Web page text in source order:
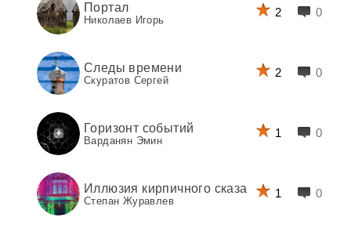
Портал
Николаев Игорь
2 0
Следы времени
Скуратов Сергей
2 0
Горизонт событий
Варданян Эмин
1 0
Иллюзия кирпичного сказа
Степан Журавлев
1 0